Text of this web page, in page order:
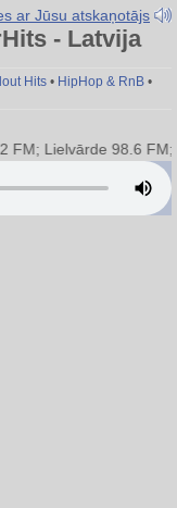
ar Jūsu atskaņotājs
- Latvija
Hits • HipHop & RnB •
Lielvārde 98.6